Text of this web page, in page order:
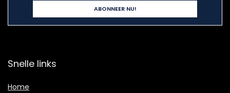
Snelle links
Home